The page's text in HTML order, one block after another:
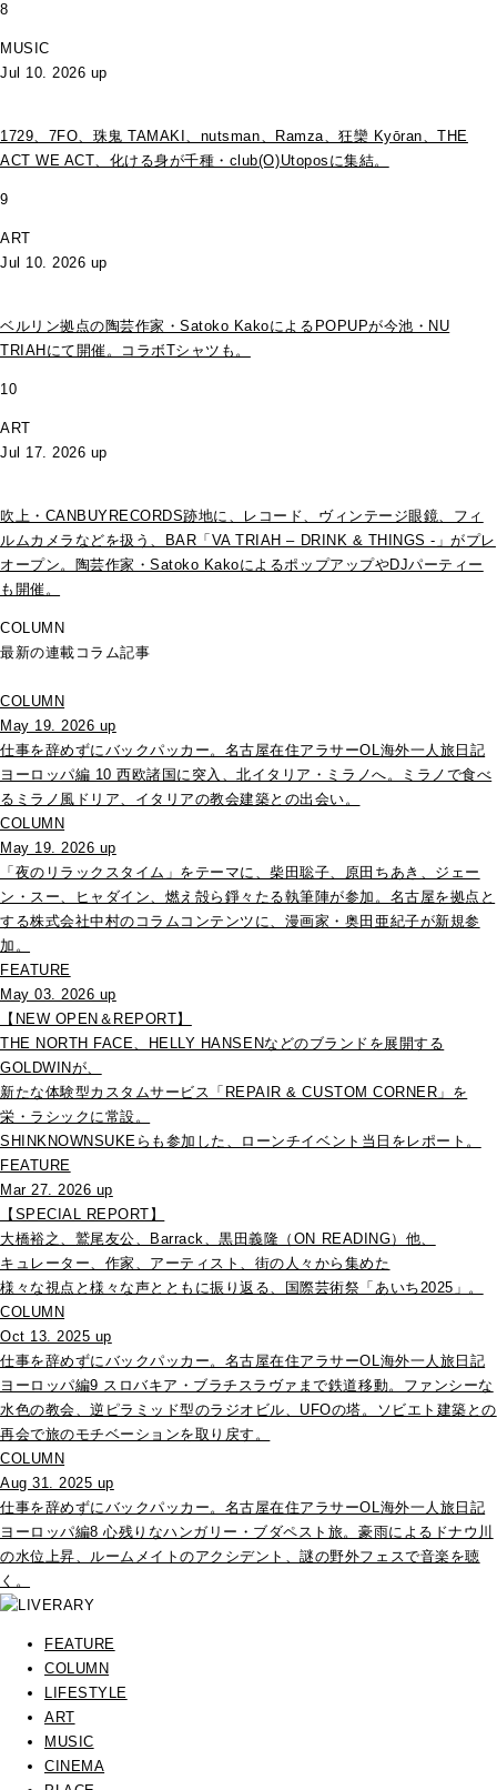
8
MUSIC
Jul 10. 2026 up
1729、7FO、珠鬼 TAMAKI、nutsman、Ramza、狂欒 Kyōran、THE
ACT WE ACT、化ける身が千種・club(O)Utoposに集結。
9
ART
Jul 10. 2026 up
ベルリン拠点の陶芸作家・Satoko KakoによるPOPUPが今池・NU
TRIAHにて開催。コラボTシャツも。
10
ART
Jul 17. 2026 up
吹上・CANBUYRECORDS跡地に、レコード、ヴィンテージ眼鏡、フィ
ルムカメラなどを扱う、BAR「VA TRIAH – DRINK & THINGS -」がプレ
オープン。陶芸作家・Satoko KakoによるポップアップやDJパーティー
も開催。
COLUMN
最新の連載コラム記事
COLUMN
May 19. 2026 up
仕事を辞めずにバックパッカー。名古屋在住アラサーOL海外一人旅日記
ヨーロッパ編 10 西欧諸国に突入、北イタリア・ミラノへ。ミラノで食べ
るミラノ風ドリア、イタリアの教会建築との出会い。
COLUMN
May 19. 2026 up
「夜のリラックスタイム」をテーマに、柴田聡子、原田ちあき、ジェー
ン・スー、ヒャダイン、燃え殻ら錚々たる執筆陣が参加。名古屋を拠点と
する株式会社中村のコラムコンテンツに、漫画家・奥田亜紀子が新規参
加。
FEATURE
May 03. 2026 up
【NEW OPEN＆REPORT】
THE NORTH FACE、HELLY HANSENなどのブランドを展開する
GOLDWINが、
新たな体験型カスタムサービス「REPAIR & CUSTOM CORNER」を
栄・ラシックに常設。
SHINKNOWNSUKEらも参加した、ローンチイベント当日をレポート。
FEATURE
Mar 27. 2026 up
【SPECIAL REPORT】
大橋裕之、鷲尾友公、Barrack、黒田義隆（ON READING）他、
キュレーター、作家、アーティスト、街の人々から集めた
様々な視点と様々な声とともに振り返る、国際芸術祭「あいち2025」。
COLUMN
Oct 13. 2025 up
仕事を辞めずにバックパッカー。名古屋在住アラサーOL海外一人旅日記
ヨーロッパ編9 スロバキア・ブラチスラヴァまで鉄道移動。ファンシーな
水色の教会、逆ピラミッド型のラジオビル、UFOの塔。ソビエト建築との
再会で旅のモチベーションを取り戻す。
COLUMN
Aug 31. 2025 up
仕事を辞めずにバックパッカー。名古屋在住アラサーOL海外一人旅日記
ヨーロッパ編8 心残りなハンガリー・ブダペスト旅。豪雨によるドナウ川
の水位上昇、ルームメイトのアクシデント、謎の野外フェスで音楽を聴
く。
FEATURE
COLUMN
LIFESTYLE
ART
MUSIC
CINEMA